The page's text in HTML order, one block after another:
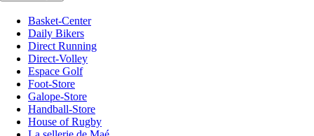
Basket-Center
Daily Bikers
Direct Running
Direct-Volley
Espace Golf
Foot-Store
Galope-Store
Handball-Store
House of Rugby